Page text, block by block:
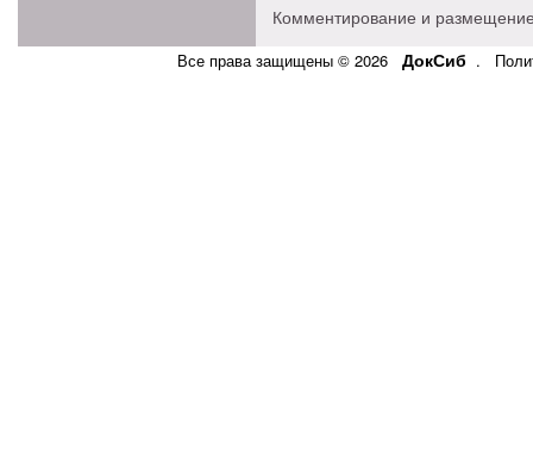
Комментирование и
Все права защищены © 2026 ДокСиб .